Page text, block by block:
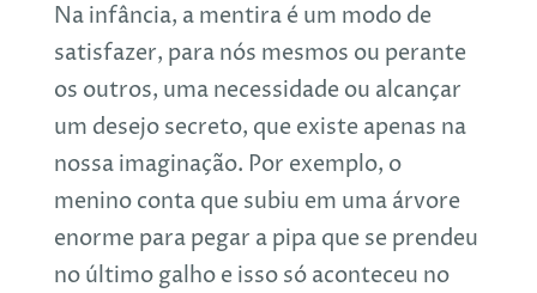
Na infância, a mentira é um modo de
satisfazer, para nós mesmos ou perante
os outros, uma necessidade ou alcançar
um desejo secreto, que existe apenas na
nossa imaginação. Por exemplo, o
menino conta que subiu em uma árvore
enorme para pegar a pipa que se prendeu
no último galho e isso só aconteceu no